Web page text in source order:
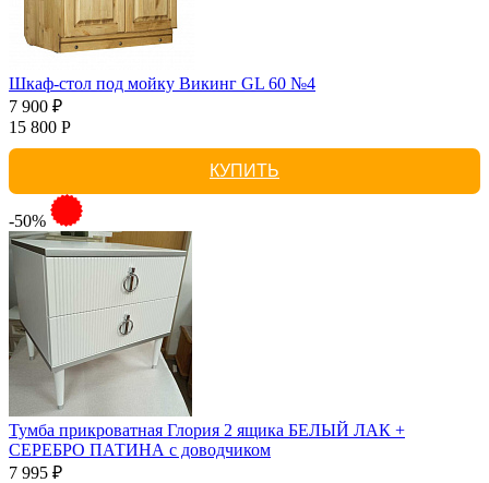
Шкаф-стол под мойку Викинг GL 60 №4
7 900 ₽
15 800 Р
КУПИТЬ
-50%
Тумба прикроватная Глория 2 ящика БЕЛЫЙ ЛАК +
СЕРЕБРО ПАТИНА с доводчиком
7 995 ₽